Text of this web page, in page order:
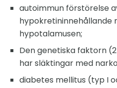
autoimmun förstörelse
hypokretininnehållande
hypotalamusen;
Den genetiska faktorn
har släktingar med
diabetes mellitus (typ I